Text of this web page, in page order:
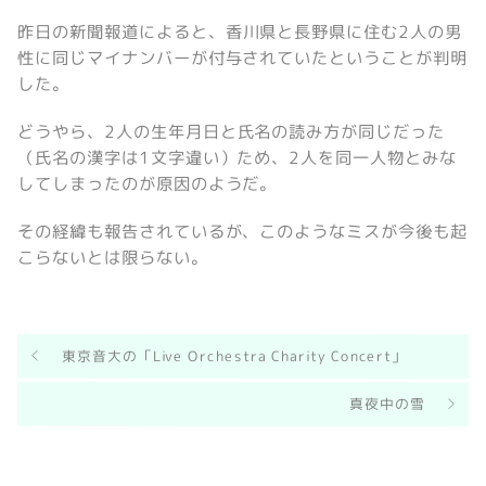
昨日の新聞報道によると、香川県と長野県に住む2人の男
性に同じマイナンバーが付与されていたということが判明
した。
どうやら、2人の生年月日と氏名の読み方が同じだった
（氏名の漢字は1文字違い）ため、2人を同一人物とみな
してしまったのが原因のようだ。
その経緯も報告されているが、このようなミスが今後も起
こらないとは限らない。
東京音大の「Live Orchestra Charity Concert」
真夜中の雪